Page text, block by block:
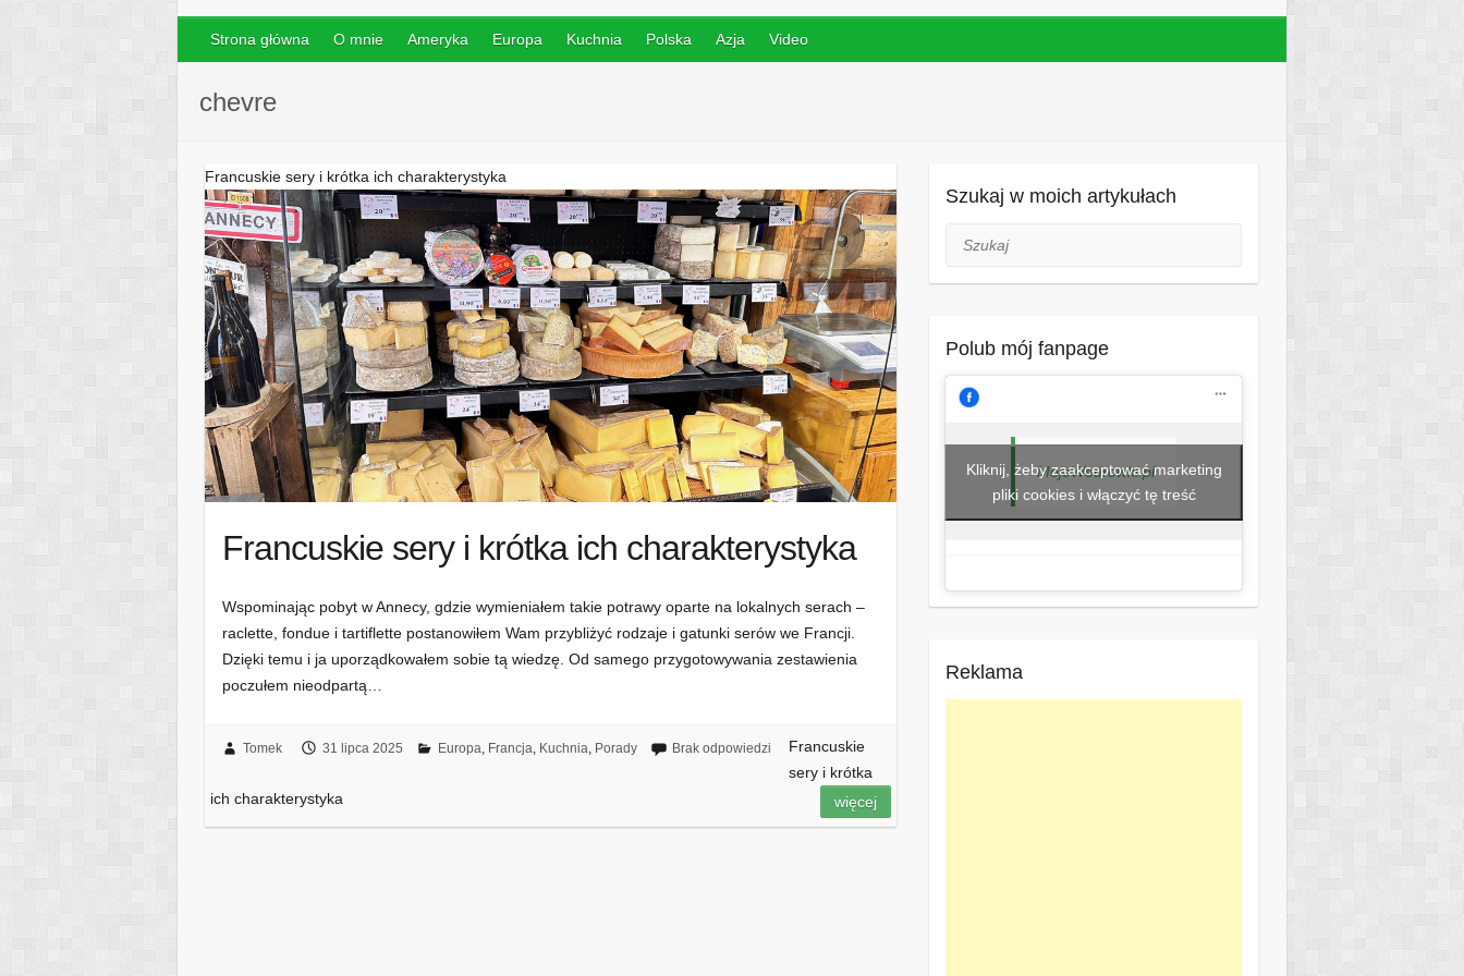
Strona główna O mnie Ameryka Europa Kuchnia Polska Azja Video
chevre
Francuskie sery i krótka ich charakterystyka
Francuskie sery i krótka ich charakterystyka
Wspominając pobyt w Annecy, gdzie wymieniałem takie potrawy oparte na lokalnych serach –
raclette, fondue i tartiflette postanowiłem Wam przybliżyć rodzaje i gatunki serów we Francji.
Dzięki temu i ja uporządkowałem sobie tą wiedzę. Od samego przygotowywania zestawienia
poczułem nieodpartą…
Tomek 31 lipca 2025 Europa, Francja, Kuchnia, Porady Brak odpowiedzi
Francuskie
sery i krótka
ich charakterystyka
więcej
Szukaj w moich artykułach
Szukaj
Polub mój fanpage
MojeWedrowki.pl
Kliknij, żeby zaakceptować marketing
pliki cookies i włączyć tę treść
Reklama